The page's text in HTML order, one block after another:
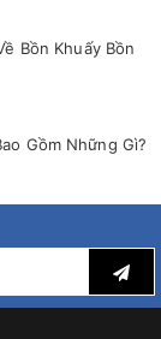
Bồn Khuấy Bồn
Gồm Những Gì?